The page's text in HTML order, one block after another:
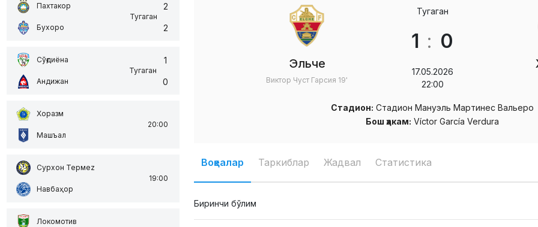
Пахтакор
Бухоро
Тугаган
2
2
Сўғдиёна
Андижан
Тугаган
1
0
Хоразм
Машъал
20:00
Сурхон Термеz
Навбаҳор
19:00
Локомотив
Эльче
Виктор Чуст Гарсия 19'
Тугаган
1 : 0
17.05.2026
22:00
Стадион: Стадион Мануэль Мартинес Вальеро
Бош ҳакам: Víctor García Verdura
Воқеалар Таркиблар Жадвал Статистика
Биринчи бўлим